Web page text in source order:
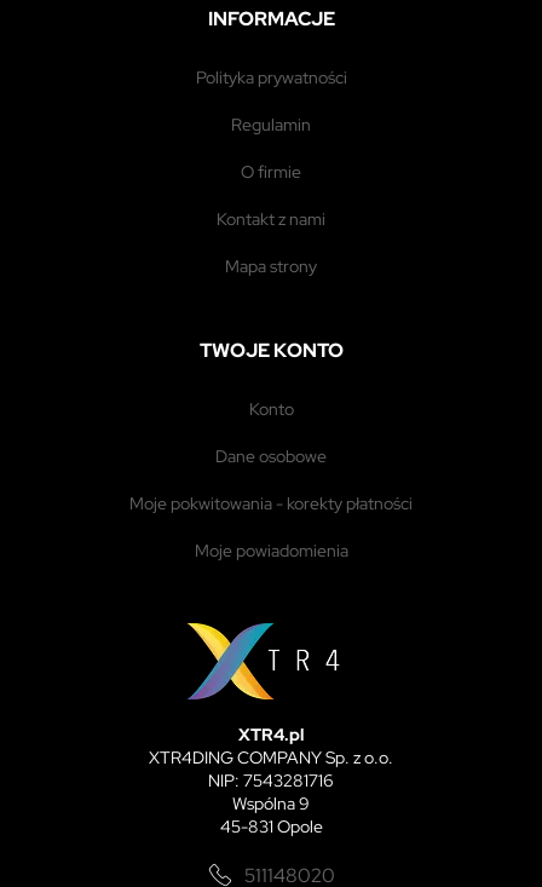
INFORMACJE
polityka prywatności
regulamin
o firmie
kontakt z nami
mapa strony
TWOJE KONTO
konto
dane osobowe
moje pokwitowania - korekty płatności
moje powiadomienia
XTR4.pl
XTR4DING COMPANY Sp. z o.o.
NIP: 7543281716
Wspólna 9
45-831 Opole
511148020